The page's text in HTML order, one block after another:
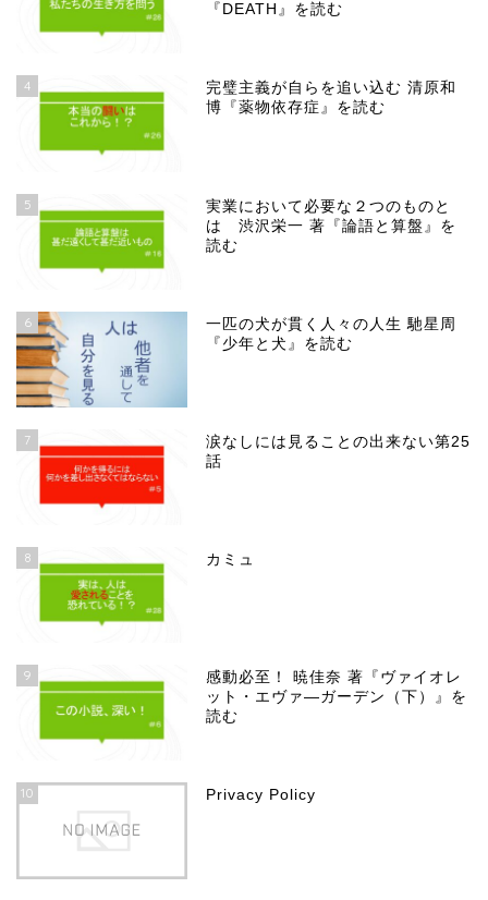
『DEATH』を読む
4
完璧主義が自らを追い込む 清原和
博『薬物依存症』を読む
5
実業において必要な２つのものと
は 渋沢栄一 著『論語と算盤』を
読む
6
一匹の犬が貫く人々の人生 馳星周
『少年と犬』を読む
7
涙なしには見ることの出来ない第25
話
8 カミュ
9
感動必至！ 暁佳奈 著『ヴァイオレ
ット・エヴァ―ガーデン（下）』を
読む
10 Privacy Policy